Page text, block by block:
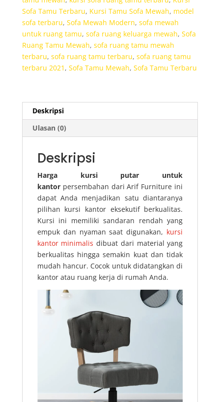
Sofa Tamu Terbaru, Kursi Tamu Sofa Mewah, model
sofa terbaru, Sofa Mewah Modern, sofa mewah
untuk ruang tamu, sofa ruang keluarga mewah, Sofa
Ruang Tamu Mewah, sofa ruang tamu mewah
terbaru, sofa ruang tamu terbaru, sofa ruang tamu
terbaru 2021 , Sofa Tamu Mewah, Sofa Tamu Terbaru
Deskripsi
Ulasan (0)
Deskripsi
Harga kursi putar untuk
kantorpersembahan dari Arif Furniture ini
dapat Anda menjadikan satu diantaranya
pilihan kursi kantor eksekutif berkualitas.
Kursi ini memiliki sandaran rendah yang
empuk dan nyaman saat digunakan, kursi
kantor minimalis dibuat dari material yang
berkualitas hingga semakin kuat dan tidak
mudah hancur. Cocok untuk didatangkan di
kantor atau ruang kerja di rumah Anda.